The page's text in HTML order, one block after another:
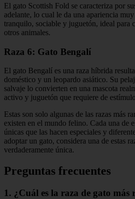
El gato Scottish Fold se caracteriza por
adelante, lo cual le da una apariencia
tranquilo, sociable y juguetón, ideal para
otros animales.
Raza 6: Gato Bengalí
El gato Bengalí es una raza híbrida
doméstico y un leopardo asiático. Su
salvaje lo convierten en una mascota
activo y juguetón que requiere de
Estas son solo algunas de las razas más
existen en el mundo felino. Cada una de
únicas que las hacen especiales y
adoptar un gato, considera una de estas
verdaderamente única.
Preguntas frecuentes
1. ¿Cuál es la raza de gato